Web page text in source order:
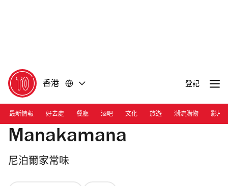
香港 登記
最新情報 好去處 餐廳 酒吧 文化 旅遊 潮流購物 影片
Manakamana
尼泊爾家常味